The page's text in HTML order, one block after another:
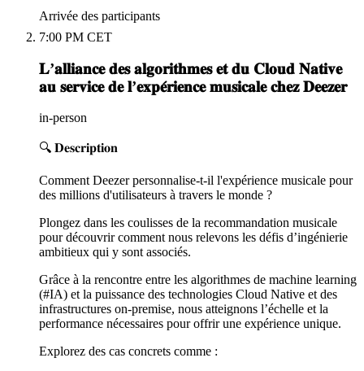
Arrivée des participants
7:00 PM CET
𝐋’𝐚𝐥𝐥𝐢𝐚𝐧𝐜𝐞 𝐝𝐞𝐬 𝐚𝐥𝐠𝐨𝐫𝐢𝐭𝐡𝐦𝐞𝐬 𝐞𝐭 𝐝𝐮 𝐂𝐥𝐨𝐮𝐝 𝐍𝐚𝐭𝐢𝐯𝐞
𝐚𝐮 𝐬𝐞𝐫𝐯𝐢𝐜𝐞 𝐝𝐞 𝐥’𝐞𝐱𝐩𝐞́𝐫𝐢𝐞𝐧𝐜𝐞 𝐦𝐮𝐬𝐢𝐜𝐚𝐥𝐞 𝐜𝐡𝐞𝐳 𝐃𝐞𝐞𝐳𝐞𝐫
in-person
🔍 𝐃𝐞𝐬𝐜𝐫𝐢𝐩𝐭𝐢𝐨𝐧
Comment Deezer personnalise-t-il l'expérience musicale pour
des millions d'utilisateurs à travers le monde ?
Plongez dans les coulisses de la recommandation musicale
pour découvrir comment nous relevons les défis d’ingénierie
ambitieux qui y sont associés.
Grâce à la rencontre entre les algorithmes de machine learning
(#IA) et la puissance des technologies Cloud Native et des
infrastructures on-premise, nous atteignons l’échelle et la
performance nécessaires pour offrir une expérience unique.
Explorez des cas concrets comme :